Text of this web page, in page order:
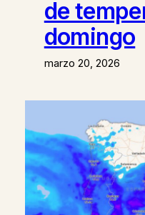
de
domingo
marzo 20, 2026